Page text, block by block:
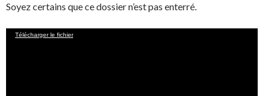
Soyez certains que ce dossier n’est pas enterré.
Lecteur
Télécharger le fichier